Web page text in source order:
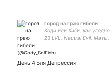
город на граю гибели
Коди или Хиби, как угодно.
23 LVL. Neutral Evil. Маты.
5876-7812-2103 PSN:
cody_selfish DFFOO:
985546401 Discord: Cody
День 4 Бля Депрессия